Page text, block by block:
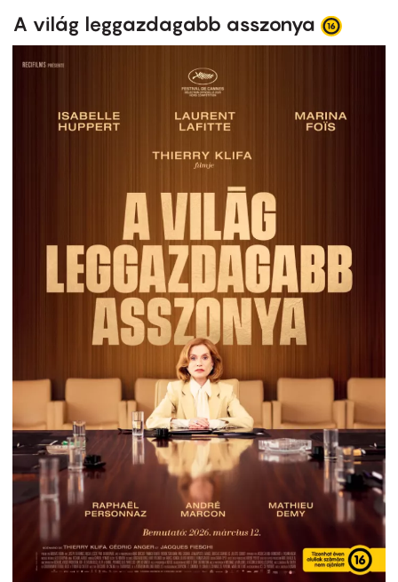
A világ leggazdagabb asszonya